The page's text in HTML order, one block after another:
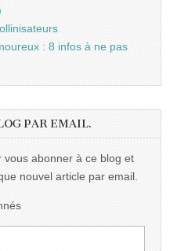
: 8 infos à ne pas
PAR EMAIL.
vous abonner à ce blog et
nouvel article par email.